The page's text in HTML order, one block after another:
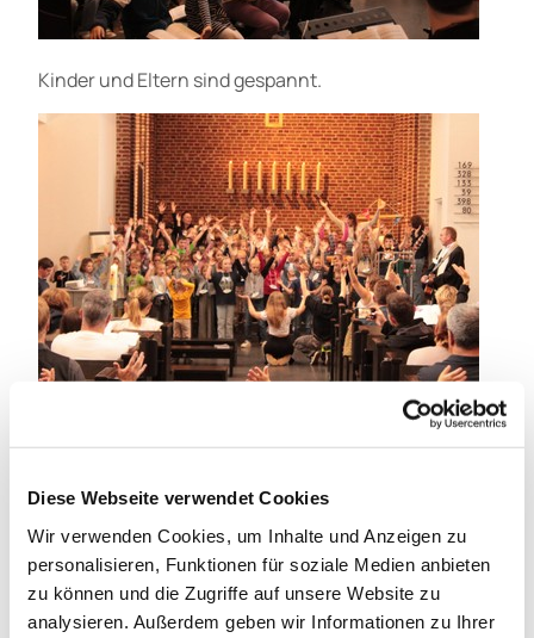
Diese Webseite verwendet Cookies
Wir verwenden Cookies, um Inhalte und Anzeigen zu
personalisieren, Funktionen für soziale Medien anbieten
zu können und die Zugriffe auf unsere Website zu
analysieren. Außerdem geben wir Informationen zu Ihrer
Kinder und Eltern sind gespannt.
"Einfach spitze, dass du da bist", die KoKids singen ihr
Fotos: Andreas Beckmann